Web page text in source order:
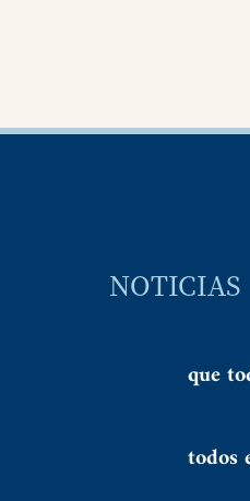
NOTICIAS
que
todos